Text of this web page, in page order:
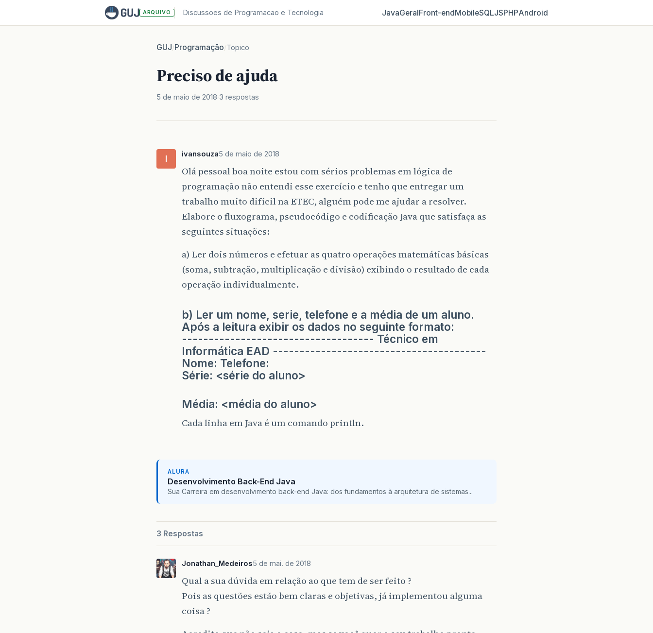
ARQUIVO Discussoes de Programacao e Tecnologia JavaGeralFront‑endMobileSQLJSPHPAndroid
GUJ/Programação/Topico
Preciso de ajuda
5 de maio de 2018 3 respostas
I ivansouza5 de maio de 2018
Olá pessoal boa noite estou com sérios problemas em lógica de
programação não entendi esse exercício e tenho que entregar um
trabalho muito difícil na ETEC, alguém pode me ajudar a resolver.
Elabore o fluxograma, pseudocódigo e codificação Java que satisfaça as
seguintes situações:
a) Ler dois números e efetuar as quatro operações matemáticas básicas
(soma, subtração, multiplicação e divisão) exibindo o resultado de cada
operação individualmente.
b) Ler um nome, serie, telefone e a média de um aluno.
Após a leitura exibir os dados no seguinte formato:
------------------------------------ Técnico em
Informática EAD ----------------------------------------
Nome: Telefone:
Série: <série do aluno>
Média: <média do aluno>
Cada linha em Java é um comando println.
ALURA
Desenvolvimento Back-End Java
Sua Carreira em desenvolvimento back-end Java: dos fundamentos à arquitetura de sistemas...
3 Respostas
Jonathan_Medeiros5 de mai. de 2018
Qual a sua dúvida em relação ao que tem de ser feito ?
Pois as questões estão bem claras e objetivas, já implementou alguma
coisa ?